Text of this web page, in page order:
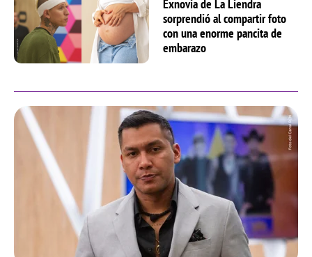
Exnovia de La Liendra
sorprendió al compartir foto
con una enorme pancita de
embarazo